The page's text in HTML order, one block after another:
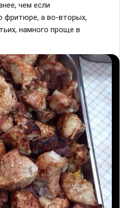
чем если
фритюре, а во-вторых,
намного проще в